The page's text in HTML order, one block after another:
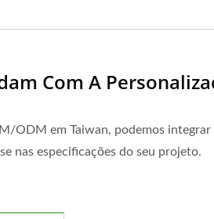
Com A
ODM em Taiwan, podemos
nas especificações do seu projeto.